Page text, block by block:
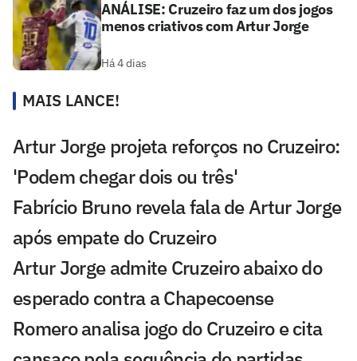
ANÁLISE: Cruzeiro faz um dos jogos
menos criativos com Artur Jorge
Há 4 dias
MAIS LANCE!
Artur Jorge projeta reforços no Cruzeiro:
'Podem chegar dois ou três'
Fabrício Bruno revela fala de Artur Jorge
após empate do Cruzeiro
Artur Jorge admite Cruzeiro abaixo do
esperado contra a Chapecoense
Romero analisa jogo do Cruzeiro e cita